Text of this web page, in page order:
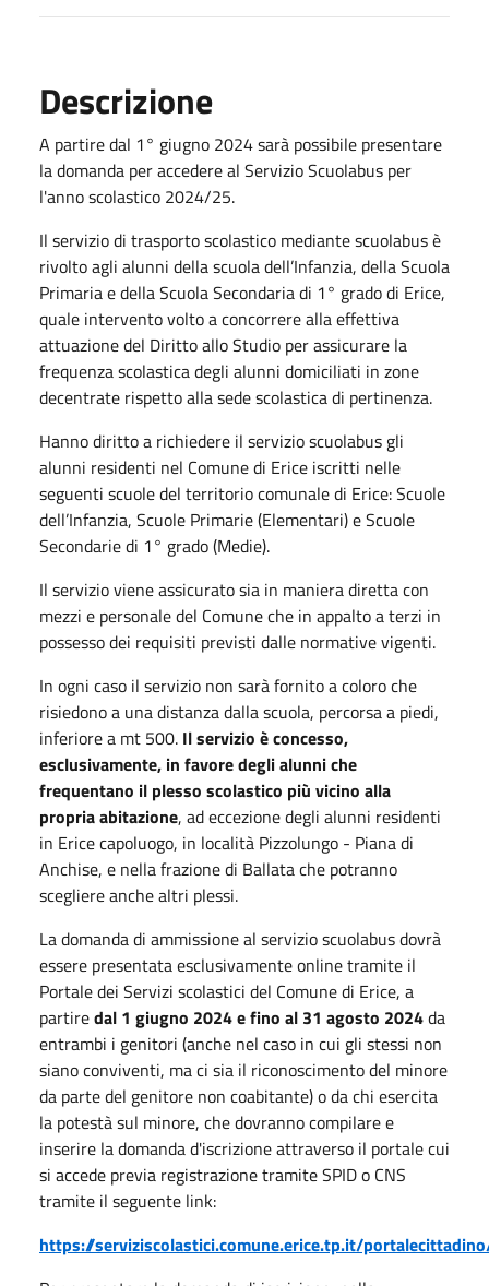
Descrizione
A partire dal 1° giugno 2024 sarà possibile presentare
la domanda per accedere al Servizio Scuolabus per
l'anno scolastico 2024/25.
Il servizio di trasporto scolastico mediante scuolabus è
rivolto agli alunni della scuola dell’Infanzia, della Scuola
Primaria e della Scuola Secondaria di 1° grado di Erice,
quale intervento volto a concorrere alla effettiva
attuazione del Diritto allo Studio per assicurare la
frequenza scolastica degli alunni domiciliati in zone
decentrate rispetto alla sede scolastica di pertinenza.
Hanno diritto a richiedere il servizio scuolabus gli
alunni residenti nel Comune di Erice iscritti nelle
seguenti scuole del territorio comunale di Erice: Scuole
dell’Infanzia, Scuole Primarie (Elementari) e Scuole
Secondarie di 1° grado (Medie).
Il servizio viene assicurato sia in maniera diretta con
mezzi e personale del Comune che in appalto a terzi in
possesso dei requisiti previsti dalle normative vigenti.
In ogni caso il servizio non sarà fornito a coloro che
risiedono a una distanza dalla scuola, percorsa a piedi,
inferiore a mt 500. Il servizio è concesso,
esclusivamente, in favore degli alunni che
frequentano il plesso scolastico più vicino alla
propria abitazione, ad eccezione degli alunni residenti
in Erice capoluogo, in località Pizzolungo - Piana di
Anchise, e nella frazione di Ballata che potranno
scegliere anche altri plessi.
La domanda di ammissione al servizio scuolabus dovrà
essere presentata esclusivamente online tramite il
Portale dei Servizi scolastici del Comune di Erice, a
partiredal 1 giugno 2024 e fino al 31 agosto 2024da
entrambi i genitori (anche nel caso in cui gli stessi non
siano conviventi, ma ci sia il riconoscimento del minore
da parte del genitore non coabitante) o da chi esercita
la potestà sul minore, che dovranno compilare e
inserire la domanda d'iscrizione attraverso il portale cui
si accede previa registrazione tramite SPID o CNS
tramite il seguente link:
https://serviziscolastici.comune.erice.tp.it/